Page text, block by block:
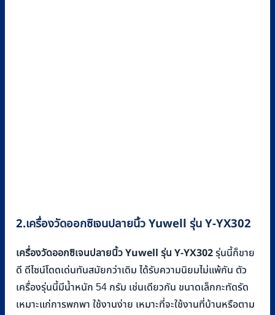
2.เครื่องวัดออกซิเจนปลายนิ้วYuwell รุ่นY-YX302
เครื่องวัดออกซิเจนปลายนิ้วYuwell รุ่น Y-YX302 รุ่นนี้ก็ขาย
ดี ดีไซน์โดดเด่นทันสมัยกว่าเดิม ได้รับความนิยมไม่แพ้กัน ตัว
เครื่องรุ่นนี้มีน้ำหนัก 54 กรัม เช่นเดียวกัน ขนาดเล็กกะทัดรัด
เหมาะแก่การพกพา ใช้งานง่าย เหมาะที่จะใช้งานที่บ้านหรือตาม